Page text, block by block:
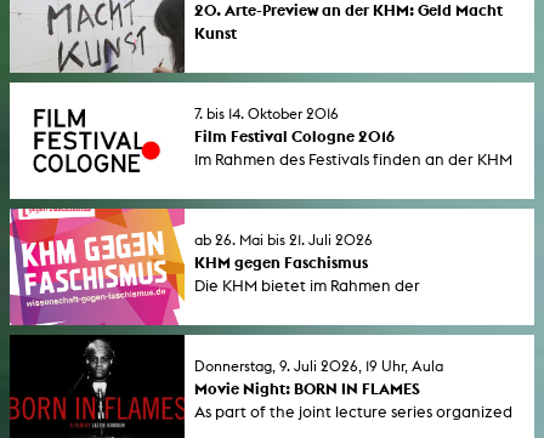
20. Arte-Preview an der KHM: Geld Macht
Kunst
Dokumentarfilms "Geld Macht Kunst", in
Dr. Hans Ulrich Reck.
7. bis 14. Oktober 2016
Film Festival Cologne 2016
Im Rahmen des Festivals finden an der KHM
Herzog "Lo and Behold", eine Konferenz zur
ab 26. Mai bis 21. Juli 2026
KHM gegen Faschismus
Die KHM bietet im Rahmen der
gegen Faschismus" (1. bis 7. Juni 2026) eine
Veranstaltungen an.
Donnerstag, 9. Juli 2026, 19 Uhr, Aula
Movie Night: BORN IN FLAMES
As part of the joint lecture series organized